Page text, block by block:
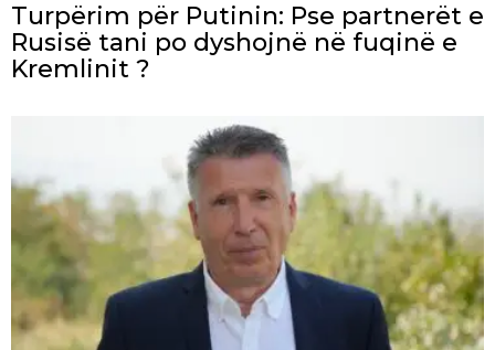
Turpërim për Putinin: Pse partnerët e
Rusisë tani po dyshojnë në fuqinë e
Kremlinit ?